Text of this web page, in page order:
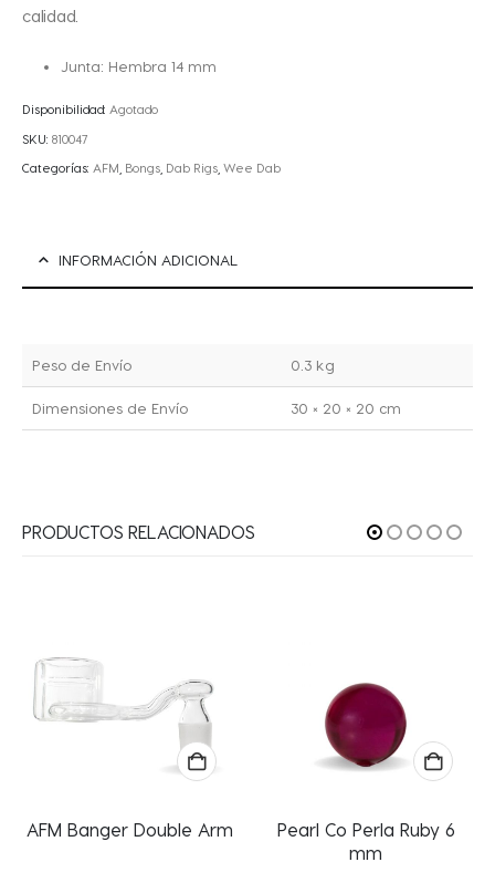
calidad.
Junta: Hembra 14 mm
Disponibilidad: Agotado
SKU: 810047
Categorías: AFM Bongs Dab Rigs Wee Dab
INFORMACIÓN ADICIONAL
Peso de Envío 0.3 kg
Dimensiones de Envío 30 × 20 × 20 cm
PRODUCTOS RELACIONADOS
AFM Banger Double Arm
Pearl Co Perla Ruby 6
mm